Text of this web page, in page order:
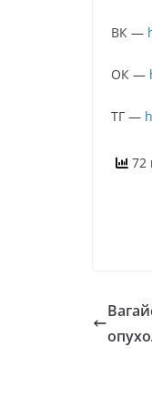
ВК —
ОК —
ТГ —
72